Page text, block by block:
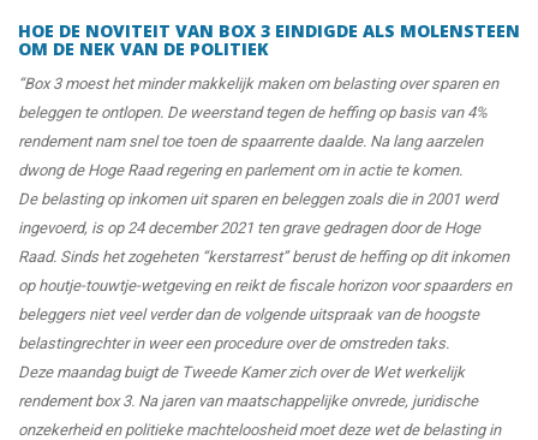
HOE DE NOVITEIT VAN BOX 3 EINDIGDE ALS MOLENSTEEN
OM DE NEK VAN DE POLITIEK
“Box 3 moest het minder makkelijk maken om belasting over sparen en
beleggen te ontlopen. De weerstand tegen de heffing op basis van 4%
rendement nam snel toe toen de spaarrente daalde. Na lang aarzelen
dwong de Hoge Raad regering en parlement om in actie te komen.
De belasting op inkomen uit sparen en beleggen zoals die in 2001 werd
ingevoerd, is op 24 december 2021 ten grave gedragen door de Hoge
Raad. Sinds het zogeheten “kerstarrest” berust de heffing op dit inkomen
op houtje-touwtje-wetgeving en reikt de fiscale horizon voor spaarders en
beleggers niet veel verder dan de volgende uitspraak van de hoogste
belastingrechter in weer een procedure over de omstreden taks.
Deze maandag buigt de Tweede Kamer zich over de Wet werkelijk
rendement box 3. Na jaren van maatschappelijke onvrede, juridische
onzekerheid en politieke machteloosheid moet deze wet de belasting in